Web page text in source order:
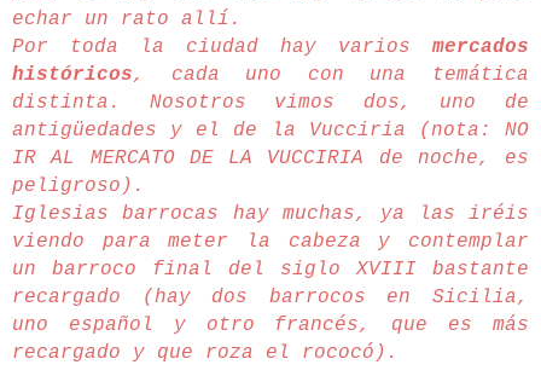
echar un rato allí.
Por toda la ciudad hay varios mercados
históricos, cada uno con una temática
distinta. Nosotros vimos dos, uno de
antigüedades y el de la Vucciria (nota: NO
IR AL MERCATO DE LA VUCCIRIA de noche, es
peligroso).
Iglesias barrocas hay muchas, ya las iréis
viendo para meter la cabeza y contemplar
un barroco final del siglo XVIII bastante
recargado (hay dos barrocos en Sicilia,
uno español y otro francés, que es más
recargado y que roza el rococó).